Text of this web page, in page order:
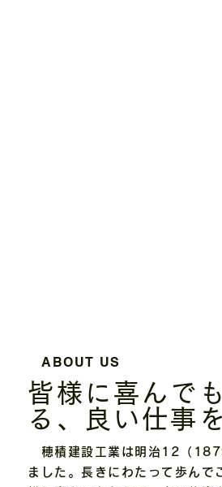
ABOUT US
皆様に喜んで
る、良い仕事を
穂積建設工業は明治12（
ました。長きにわたって歩んで